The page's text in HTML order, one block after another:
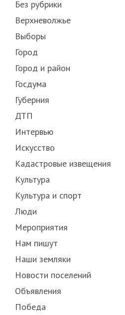
Без рубрики
Верхневолжье
Выборы
Город
Город и район
Госдума
Губерния
ДТП
Интервью
Искусство
Кадастровые извещения
Культура
Культура и спорт
Люди
Мероприятия
Нам пишут
Наши земляки
Новости поселений
Объявления
Победа